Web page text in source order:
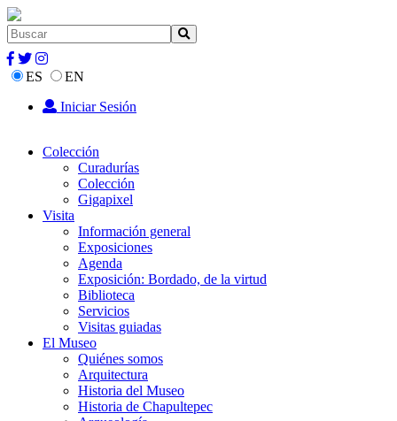
ES
EN
Iniciar Sesión
Colección
Curadurías
Colección
Gigapixel
Visita
Información general
Exposiciones
Agenda
Exposición: Bordado, de la virtud
Biblioteca
Servicios
Visitas guiadas
El Museo
Quiénes somos
Arquitectura
Historia del Museo
Historia de Chapultepec